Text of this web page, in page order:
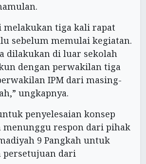
melakukan tiga kali rapat
sebelum memulai kegiatan.
dilakukan di luar sekolah
dengan perwakilan tiga
IPM dari masing-
ungkapnya.
penyelesaian konsep
menunggu respon dari pihak
9 Pangkah untuk
persetujuan dari